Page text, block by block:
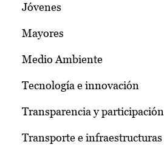
Jóvenes
Mayores
Medio Ambiente
Tecnología e innovación
Transparencia y participación
Transporte e infraestructuras